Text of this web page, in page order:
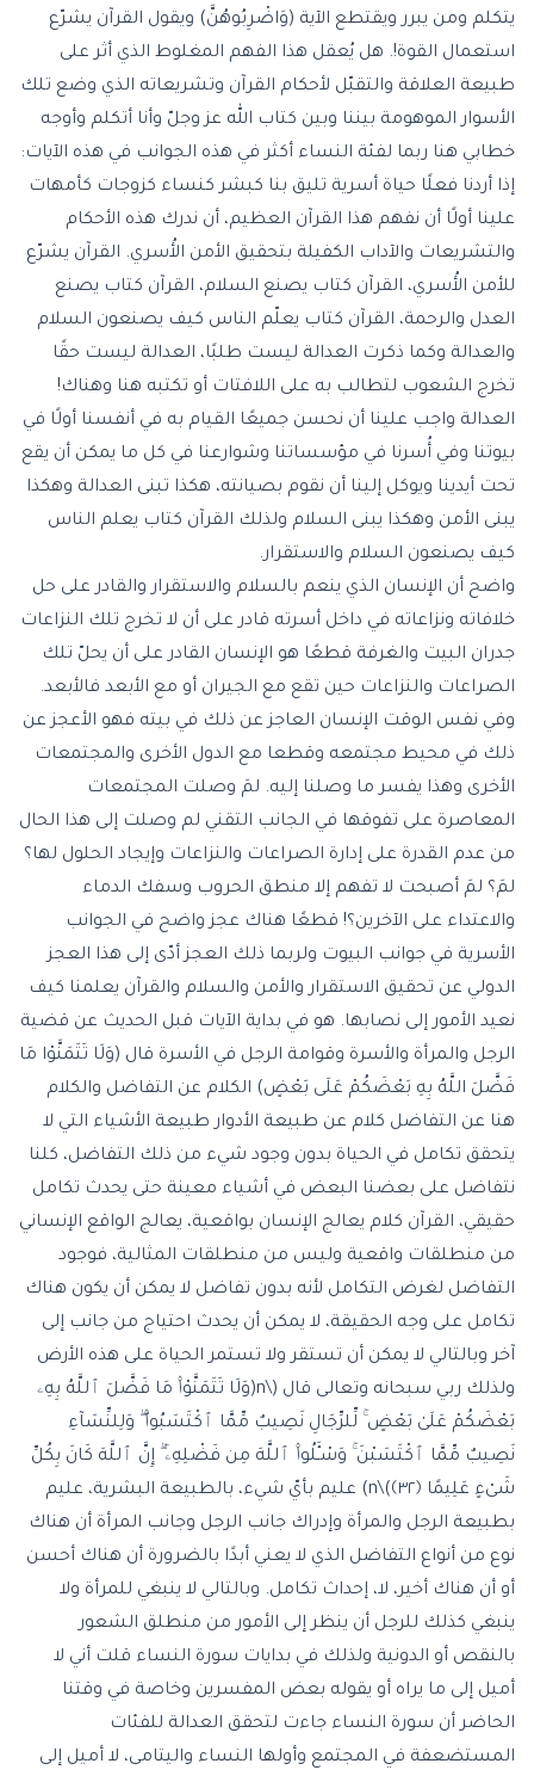
يتكلم ومن يبرر ويقتطع الآية (وَاضْرِبُوهُنَّ) ويقول القرآن يشرّع
استعمال القوة!. هل يُعقل هذا الفهم المغلوط الذي أثر على
طبيعة العلاقة والتقبّل لأحكام القرآن وتشريعاته الذي وضع تلك
الأسوار الموهومة بيننا وبين كتاب الله عز وجلّ وأنا أتكلم وأوجه
خطابي هنا ربما لفئة النساء أكثر في هذه الجوانب في هذه الآيات:
إذا أردنا فعلًا حياة أسرية تليق بنا كبشر كنساء كزوجات كأمهات
علينا أولًا أن نفهم هذا القرآن العظيم، أن ندرك هذه الأحكام
والتشريعات والآداب الكفيلة بتحقيق الأمن الأُسري. القرآن يشرّع
للأمن الأُسري، القرآن كتاب يصنع السلام، القرآن كتاب يصنع
العدل والرحمة، القرآن كتاب يعلّم الناس كيف يصنعون السلام
والعدالة وكما ذكرت العدالة ليست طلبًا، العدالة ليست حقًا
تخرج الشعوب لتطالب به على اللافتات أو تكتبه هنا وهناك!
العدالة واجب علينا أن نحسن جميعًا القيام به في أنفسنا أولًا في
بيوتنا وفي أُسرنا في مؤسساتنا وشوارعنا في كل ما يمكن أن يقع
تحت أيدينا ويوكل إلينا أن نقوم بصيانته، هكذا تبنى العدالة وهكذا
يبنى الأمن وهكذا يبنى السلام ولذلك القرآن كتاب يعلم الناس
كيف يصنعون السلام والاستقرار.
واضح أن الإنسان الذي ينعم بالسلام والاستقرار والقادر على حل
خلافاته ونزاعاته في داخل أسرته قادر على أن لا تخرج تلك النزاعات
جدران البيت والغرفة قطعًا هو الإنسان القادر على أن يحلّ تلك
الصراعات والنزاعات حين تقع مع الجيران أو مع الأبعد فالأبعد.
وفي نفس الوقت الإنسان العاجز عن ذلك في بيته فهو الأعجز عن
ذلك في محيط مجتمعه وقطعا مع الدول الأخرى والمجتمعات
الأخرى وهذا يفسر ما وصلنا إليه. لمَ وصلت المجتمعات
المعاصرة على تفوقها في الجانب التقني لم وصلت إلى هذا الحال
من عدم القدرة على إدارة الصراعات والنزاعات وإيجاد الحلول لها؟
لمَ؟ لمَ أصبحت لا تفهم إلا منطق الحروب وسفك الدماء
والاعتداء على الآخرين؟! قطعًا هناك عجز واضح في الجوانب
الأسرية في جوانب البيوت ولربما ذلك العجز أدّى إلى هذا العجز
الدولي عن تحقيق الاستقرار والأمن والسلام والقرآن يعلمنا كيف
نعيد الأمور إلى نصابها. هو في بداية الآيات قبل الحديث عن قضية
الرجل والمرأة والأسرة وقوامة الرجل في الأسرة قال (وَلَا تَتَمَنَّوْا مَا
فَضَّلَ اللَّهُ بِهِ بَعْضَكُمْ عَلَى بَعْضٍ) الكلام عن التفاضل والكلام
هنا عن التفاضل كلام عن طبيعة الأدوار طبيعة الأشياء التي لا
يتحقق تكامل في الحياة بدون وجود شيء من ذلك التفاضل، كلنا
نتفاضل على بعضنا البعض في أشياء معينة حتى يحدث تكامل
حقيقي، القرآن كلام يعالج الإنسان بواقعية، يعالج الواقع الإنساني
من منطلقات واقعية وليس من منطلقات المثالية، فوجود
التفاضل لغرض التكامل لأنه بدون تفاضل لا يمكن أن يكون هناك
تكامل على وجه الحقيقة، لا يمكن أن يحدث احتياج من جانب إلى
آخر وبالتالي لا يمكن أن تستقر ولا تستمر الحياة على هذه الأرض
ولذلك ربي سبحانه وتعالى قال (\n(وَلَا تَتَمَنَّوْا۟ مَا فَضَّلَ ٱللَّهُ بِهِۦ
بَعْضَكُمْ عَلَىٰ بَعْضٍ ۚ لِّلرِّجَالِ نَصِيبٌ مِّمَّا ٱكْتَسَبُوا۟ ۖ وَلِلنِّسَآءِ
نَصِيبٌ مِّمَّا ٱكْتَسَبْنَ ۚ وَسْـَٔلُوا۟ ٱللَّهَ مِن فَضْلِهِۦٓ ۗ إِنَّ ٱللَّهَ كَانَ بِكُلِّ
شَىْءٍ عَلِيمًا ﴿٣٢﴾)\n) عليم بأيّ شيء، بالطبيعة البشرية، عليم
بطبيعة الرجل والمرأة وإدراك جانب الرجل وجانب المرأة أن هناك
نوع من أنواع التفاضل الذي لا يعني أبدًا بالضرورة أن هناك أحسن
أو أن هناك أخير، لا، إحداث تكامل. وبالتالي لا ينبغي للمرأة ولا
ينبغي كذلك للرجل أن ينظر إلى الأمور من منطلق الشعور
بالنقص أو الدونية ولذلك في بدايات سورة النساء قلت أني لا
أميل إلى ما يراه أو يقوله بعض المفسرين وخاصة في وقتنا
الحاضر أن سورة النساء جاءت لتحقق العدالة للفئات
المستضعفة في المجتمع وأولها النساء واليتامى، لا أميل إلى